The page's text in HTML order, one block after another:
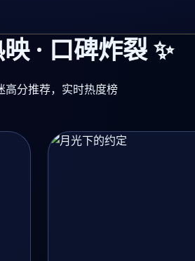
· 口碑炸裂 ✨
高分推荐，实时热度榜